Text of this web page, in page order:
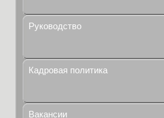
Руководство
Кадровая политика
Вакансии